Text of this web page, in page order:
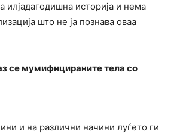
илјадагодишна историја и нема
што не ја познава оваа
се мумифицираните тела со
и на различни начини луѓето ги